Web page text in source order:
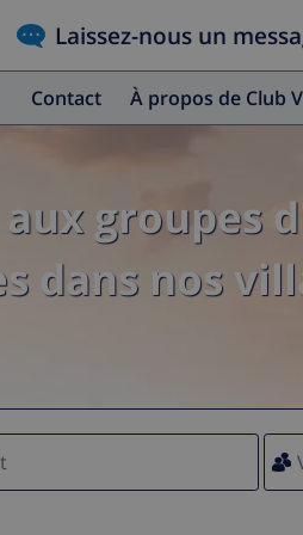
Laissez-nous un
Contact À propos de Club
groupes
dans nos